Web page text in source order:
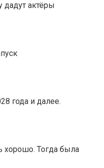
дадут актёры
года и далее.
хорошо. Тогда была